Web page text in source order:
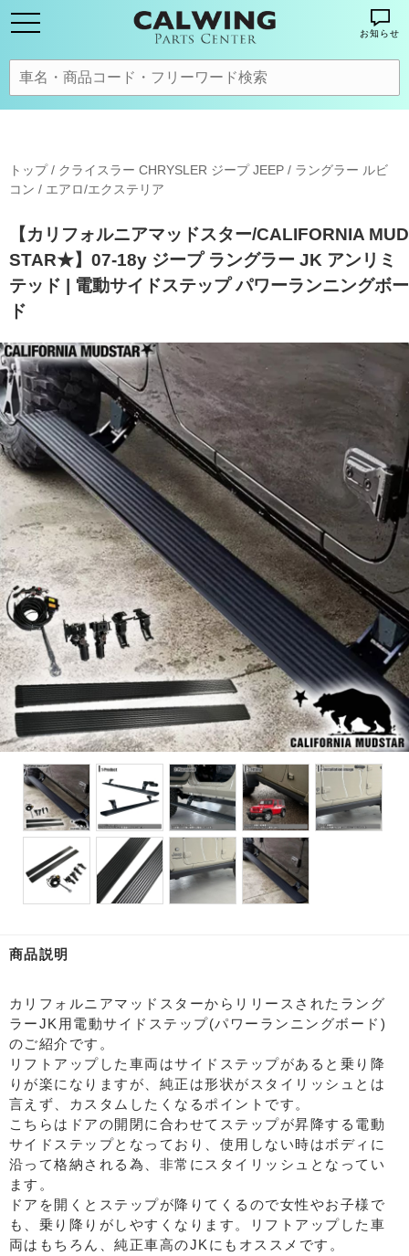
お知らせ
トップ/ クライスラー CHRYSLER ジープ JEEP / ラングラー ルビ
コン / エアロ/エクステリア
【カリフォルニアマッドスター/CALIFORNIA MUD
STAR★】07-18y ジープ ラングラー JK アンリミ
テッド | 電動サイドステップ パワーランニングボー
ド
商品説明
カリフォルニアマッドスターからリリースされたラング
ラーJK用電動サイドステップ(パワーランニングボード)
のご紹介です。
リフトアップした車両はサイドステップがあると乗り降
りが楽になりますが、純正は形状がスタイリッシュとは
言えず、カスタムしたくなるポイントです。
こちらはドアの開閉に合わせてステップが昇降する電動
サイドステップとなっており、使用しない時はボディに
沿って格納される為、非常にスタイリッシュとなってい
ます。
ドアを開くとステップが降りてくるので女性やお子様で
も、乗り降りがしやすくなります。リフトアップした車
両はもちろん、純正車高のJKにもオススメです。